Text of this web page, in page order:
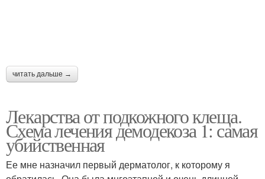
читать дальше →
Лекарства от подкожного клеща.
Схема лечения демодекоза 1: самая
убийственная
Ее мне назначил первый дерматолог, к которому я